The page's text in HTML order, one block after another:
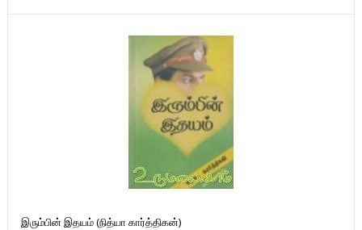
இரும்பின் இதயம் (நித்யா கார்த்திகன்)